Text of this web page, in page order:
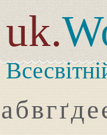
uk.
абвгґде